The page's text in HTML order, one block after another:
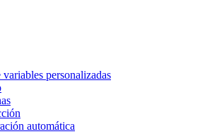
personalizadas
automática